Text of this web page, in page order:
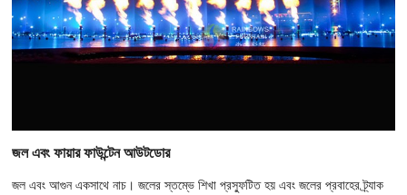
জল এবং ফায়ার ফাউন্টেন আউটডোর
জল এবং আগুন একসাথে নাচ। জলের স্তম্ভে শিখা প্রস্ফুটিত হয় এবং জলের প্রবাহের ট্র্যাক